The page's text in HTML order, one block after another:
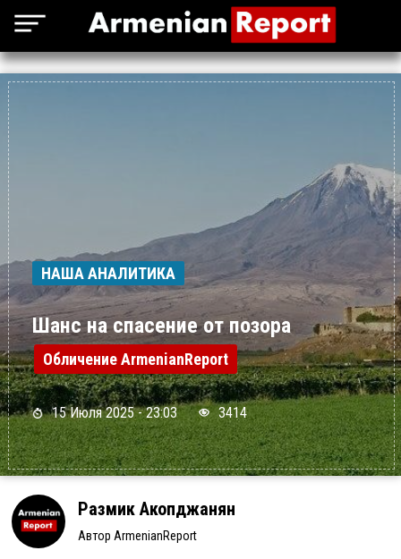
НАША АНАЛИТИКА
Шанс на спасение от позора
Обличение ArmenianReport
15 Июля 2025 - 23:03 3414
Размик Акопджанян
Автор ArmenianReport